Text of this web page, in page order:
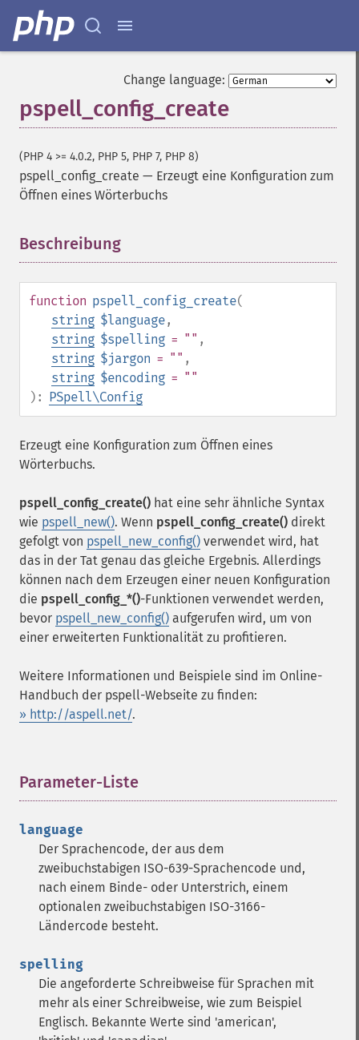
Change language:
pspell_config_create
(PHP 4 >= 4.0.2, PHP 5, PHP 7, PHP 8)
pspell_config_create — Erzeugt eine Konfiguration zum
Öffnen eines Wörterbuchs
Beschreibung
function pspell_config_create(
string $language,
string $spelling = "" ,
string $jargon = "" ,
string $encoding = ""
): PSpell\Config
Erzeugt eine Konfiguration zum Öffnen eines
Wörterbuchs.
pspell_config_create() hat eine sehr ähnliche Syntax
wie pspell_new(). Wenn pspell_config_create() direkt
gefolgt von pspell_new_config() verwendet wird, hat
das in der Tat genau das gleiche Ergebnis. Allerdings
können nach dem Erzeugen einer neuen Konfiguration
die pspell_config_*()-Funktionen verwendet werden,
bevor pspell_new_config() aufgerufen wird, um von
einer erweiterten Funktionalität zu profitieren.
Weitere Informationen und Beispiele sind im Online-
Handbuch der pspell-Webseite zu finden:
» http://aspell.net/.
Parameter-Liste
language
Der Sprachencode, der aus dem
zweibuchstabigen ISO-639-Sprachencode und,
nach einem Binde- oder Unterstrich, einem
optionalen zweibuchstabigen ISO-3166-
Ländercode besteht.
spelling
Die angeforderte Schreibweise für Sprachen mit
mehr als einer Schreibweise, wie zum Beispiel
Englisch. Bekannte Werte sind 'american',